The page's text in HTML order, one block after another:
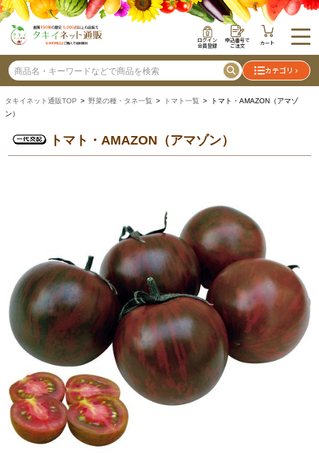
ログイン
会員登録
申込番号で
ご注文 カート
カテゴリ
タキイネット通販TOP > 野菜の種・タネ一覧 > トマト一覧 > トマト・AMAZON（アマゾ
ン）
トマト・AMAZON（アマゾン）